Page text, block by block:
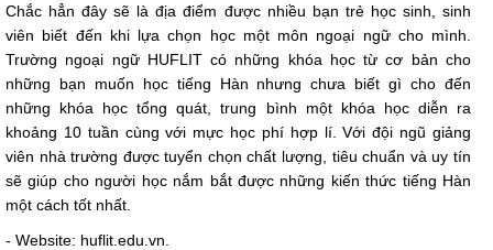
Chắc hẳn đây sẽ là địa điểm được nhiều bạn trẻ học sinh, sinh
viên biết đến khi lựa chọn học một môn ngoại ngữ cho mình.
Trường ngoại ngữ HUFLIT có những khóa học từ cơ bản cho
những bạn muốn học tiếng Hàn nhưng chưa biết gì cho đến
những khóa học tổng quát, trung bình một khóa học diễn ra
khoảng 10 tuần cùng với mực học phí hợp lí. Với đội ngũ giảng
viên nhà trường được tuyển chọn chất lượng, tiêu chuẩn và uy tín
sẽ giúp cho người học nắm bắt được những kiến thức tiếng Hàn
một cách tốt nhất.
- Website: huflit.edu.vn.